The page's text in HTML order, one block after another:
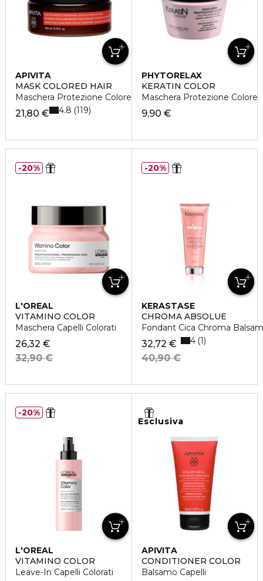
APIVITA
MASK COLORED HAIR
Maschera Protezione Colore
21,80 € 4.8 119
PHYTORELAX
KERATIN COLOR
Maschera Protezione Colore
9,90 €
L'OREAL
PROFESSIONNEL
VITAMINO COLOR
Maschera Capelli Colorati
26,32 €
32,90 €
20%
KERASTASE
CHROMA ABSOLUE
Fondant Cica Chroma
32,72 €
40,90 €
4 1
20%
L'OREAL
PROFESSIONNEL
VITAMINO COLOR
Leave-In Capelli Colorati
20%
Esclusiva
APIVITA
CONDITIONER COLOR
Balsamo Capelli